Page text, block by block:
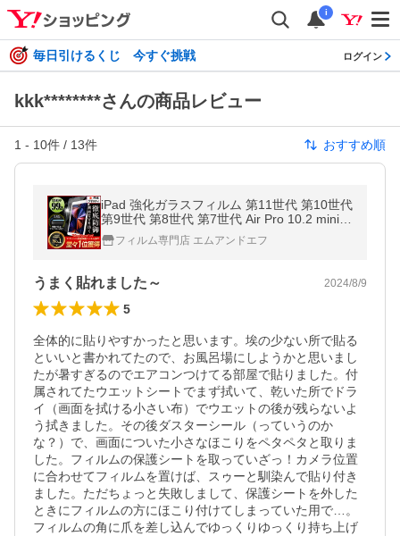
i
毎日引けるくじ 今すぐ挑戦 ログイン
kkk********さんの商品レビュー
1 - 10件 / 13件 おすすめ順
iPad 強化ガラスフィルム 第11世代 第10世代
第9世代 第8世代 第7世代 Air Pro 10.2 mini7
mini6 Air5 Air4 A16 pro11 9.7 液晶保護 爆買
フィルム専門店 エムアンドエフ
うまく貼れました～ 2024/8/9
5
全体的に貼りやすかったと思います。埃の少ない所で貼る
といいと書かれてたので、お風呂場にしようかと思いまし
たが暑すぎるのでエアコンつけてる部屋で貼りました。付
属されてたウエットシートでまず拭いて、乾いた所でドラ
イ（画面を拭ける小さい布）でウエットの後が残らないよ
う拭きました。その後ダスターシール（っていうのか
な？）で、画面についた小さなほこりをペタペタと取りま
した。フィルムの保護シートを取っていざっ！カメラ位置
に合わせてフィルムを置けば、スゥーと馴染んで貼り付き
ました。ただちょっと失敗しまして、保護シートを外した
ときにフィルムの方にほこり付けてしまっていた用で…。
フィルムの角に爪を差し込んでゆっくりゆっくり持ち上げ